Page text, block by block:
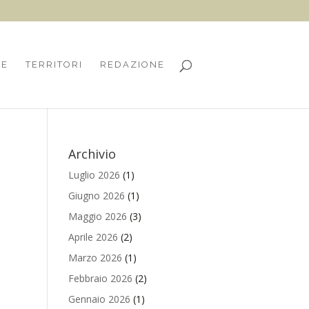
TERRITORI REDAZIONE
Archivio
Luglio 2026 (1)
Giugno 2026 (1)
Maggio 2026 (3)
Aprile 2026 (2)
Marzo 2026 (1)
Febbraio 2026 (2)
Gennaio 2026 (1)